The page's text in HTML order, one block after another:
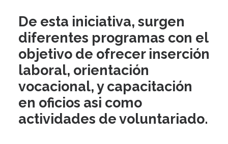
De esta iniciativa, surgen
diferentes programas con el
objetivo de ofrecer inserción
laboral, orientación
vocacional, y capacitación
en oficios asi como
actividades de voluntariado.